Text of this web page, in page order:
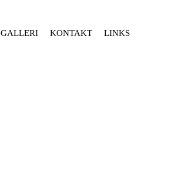
GALLERI KONTAKT LINKS